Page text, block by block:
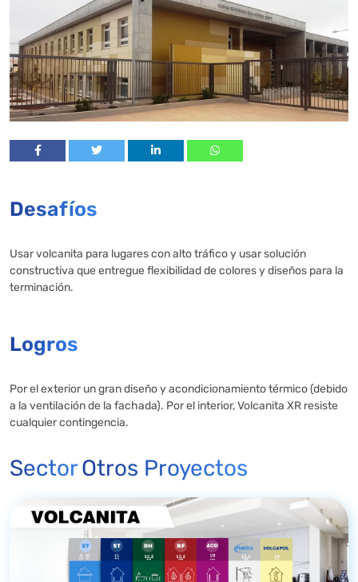
Desafíos
Usar volcanita para lugares con alto tráfico y usar solución
constructiva que entregue flexibilidad de colores y diseños para la
terminación.
Logros
Por el exterior un gran diseño y acondicionamiento térmico (debido
a la ventilación de la fachada). Por el interior, Volcanita XR resiste
cualquier contingencia.
SectorOtros Proyectos